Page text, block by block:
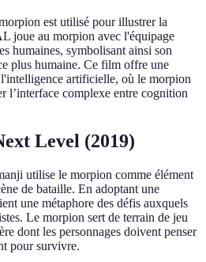
est utilisé pour illustrer la
joue au morpion avec l'équipage
humaines, symbolisant ainsi son
plus humaine. Ce film offre une
artificielle, où le morpion
l’interface complexe entre cognition
Level (2019)
utilise le morpion comme élément
de bataille. En adoptant une
une métaphore des défis auxquels
Le morpion sert de terrain de jeu
dont les personnages doivent penser
pour survivre.